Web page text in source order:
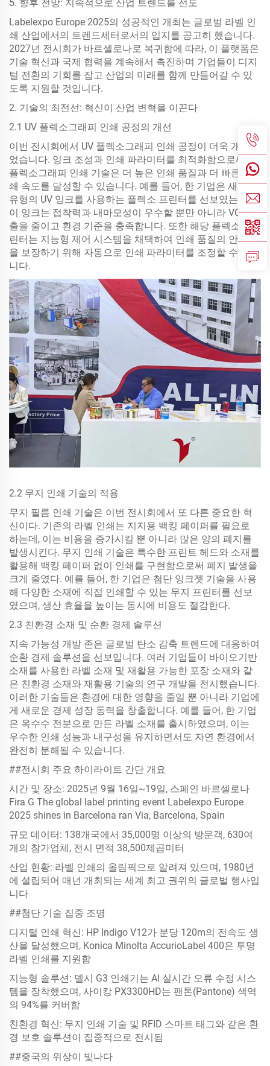
5. 향후 전망: 지속적으로 산업 트렌드를 선도
Labelexpo Europe 2025의 성공적인 개최는 글로벌 라벨 인
쇄 산업에서의 트렌드세터로서의 입지를 공고히 했습니다.
2027년 전시회가 바르셀로나로 복귀함에 따라, 이 플랫폼은
기술 혁신과 국제 협력을 계속해서 촉진하며 기업들이 디지
털 전환의 기회를 잡고 산업의 미래를 함께 만들어갈 수 있
도록 지원할 것입니다.
2. 기술의 최전선: 혁신이 산업 변혁을 이끈다
2.1 UV 플렉소그래피 인쇄 공정의 개선
이번 전시회에서 UV 플렉소그래피 인쇄 공정이 더욱 개선되
었습니다. 잉크 조성과 인쇄 파라미터를 최적화함으로써 UV
플렉소그래피 인쇄 기술은 더 높은 인쇄 품질과 더 빠른 인
쇄 속도를 달성할 수 있습니다. 예를 들어, 한 기업은 새로운
유형의 UV 잉크를 사용하는 플렉소 프린터를 선보였는데,
이 잉크는 접착력과 내마모성이 우수할 뿐만 아니라 VOC 배
출을 줄이고 환경 기준을 충족합니다. 또한 해당 플렉소 프
린터는 지능형 제어 시스템을 채택하여 인쇄 품질의 안정성
을 보장하기 위해 자동으로 인쇄 파라미터를 조정할 수 있습
니다.
2.2 무지 인쇄 기술의 적용
무지 필름 인쇄 기술은 이번 전시회에서 또 다른 중요한 혁
신이다. 기존의 라벨 인쇄는 지지용 백킹 페이퍼를 필요로
하는데, 이는 비용을 증가시킬 뿐 아니라 많은 양의 폐지를
발생시킨다. 무지 인쇄 기술은 특수한 프린트 헤드와 소재를
활용해 백킹 페이퍼 없이 인쇄를 구현함으로써 폐지 발생을
크게 줄였다. 예를 들어, 한 기업은 첨단 잉크젯 기술을 사용
해 다양한 소재에 직접 인쇄할 수 있는 무지 프린터를 선보
였으며, 생산 효율을 높이는 동시에 비용도 절감한다.
2.3 친환경 소재 및 순환 경제 솔루션
지속 가능성 개발 존은 글로벌 탄소 감축 트렌드에 대응하여
순환 경제 솔루션을 선보입니다. 여러 기업들이 바이오기반
소재를 사용한 라벨 소재 및 재활용 가능한 포장 소재와 같
은 친환경 소재와 재활용 기술의 연구 개발을 전시했습니다.
이러한 기술들은 환경에 대한 영향을 줄일 뿐 아니라 기업에
게 새로운 경제 성장 동력을 창출합니다. 예를 들어, 한 기업
은 옥수수 전분으로 만든 라벨 소재를 출시하였으며, 이는
우수한 인쇄 성능과 내구성을 유지하면서도 자연 환경에서
완전히 분해될 수 있습니다.
##전시회 주요 하이라이트 간단 개요
시간 및 장소: 2025년 9월 16일~19일, 스페인 바르셀로나
Fira G The global label printing event Labelexpo Europe
2025 shines in Barcelona ran Via, Barcelona, Spain
규모 데이터: 138개국에서 35,000명 이상의 방문객, 630여
개의 참가업체, 전시 면적 38,500제곱미터
산업 현황: 라벨 인쇄의 올림픽으로 알려져 있으며, 1980년
에 설립되어 매년 개최되는 세계 최고 권위의 글로벌 행사입
니다
##첨단 기술 집중 조명
디지털 인쇄 혁신: HP Indigo V12가 분당 120m의 전속도 생
산을 달성했으며, Konica Minolta AccurioLabel 400은 투명
라벨 인쇄를 지원함
지능형 솔루션: 델시 G3 인쇄기는 AI 실시간 오류 수정 시스
템을 장착했으며, 사이캉 PX3300HD는 팬톤(Pantone) 색역
의 94%를 커버함
친환경 혁신: 무지 인쇄 기술 및 RFID 스마트 태그와 같은 환
경 보호 솔루션이 집중적으로 전시됨
##중국의 위상이 빛나다